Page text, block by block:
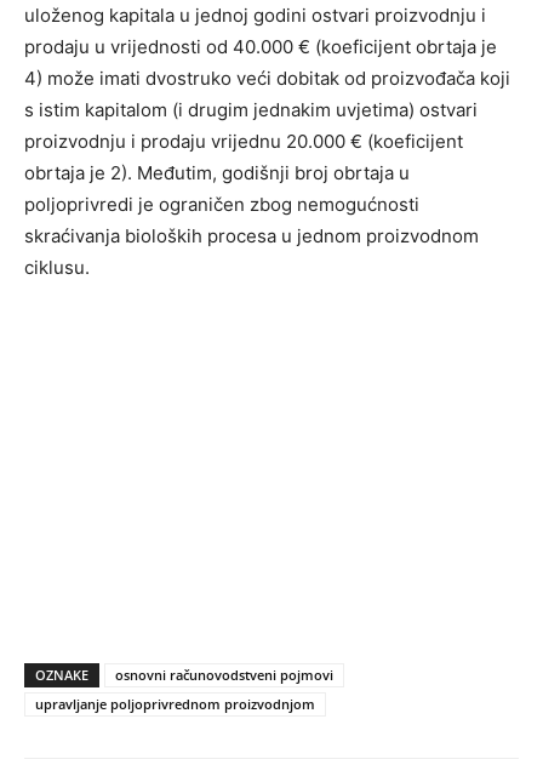
uloženog kapitala u jednoj godini ostvari proizvodnju i
prodaju u vrijednosti od 40.000 € (koeficijent obrtaja je
4) može imati dvostruko veći dobitak od proizvođača koji
s istim kapitalom (i drugim jednakim uvjetima) ostvari
proizvodnju i prodaju vrijednu 20.000 € (koeficijent
obrtaja je 2). Međutim, godišnji broj obrtaja u
poljoprivredi je ograničen zbog nemogućnosti
skraćivanja bioloških procesa u jednom proizvodnom
ciklusu.
OZNAKE
osnovni računovodstveni pojmovi
upravljanje poljoprivrednom proizvodnjom